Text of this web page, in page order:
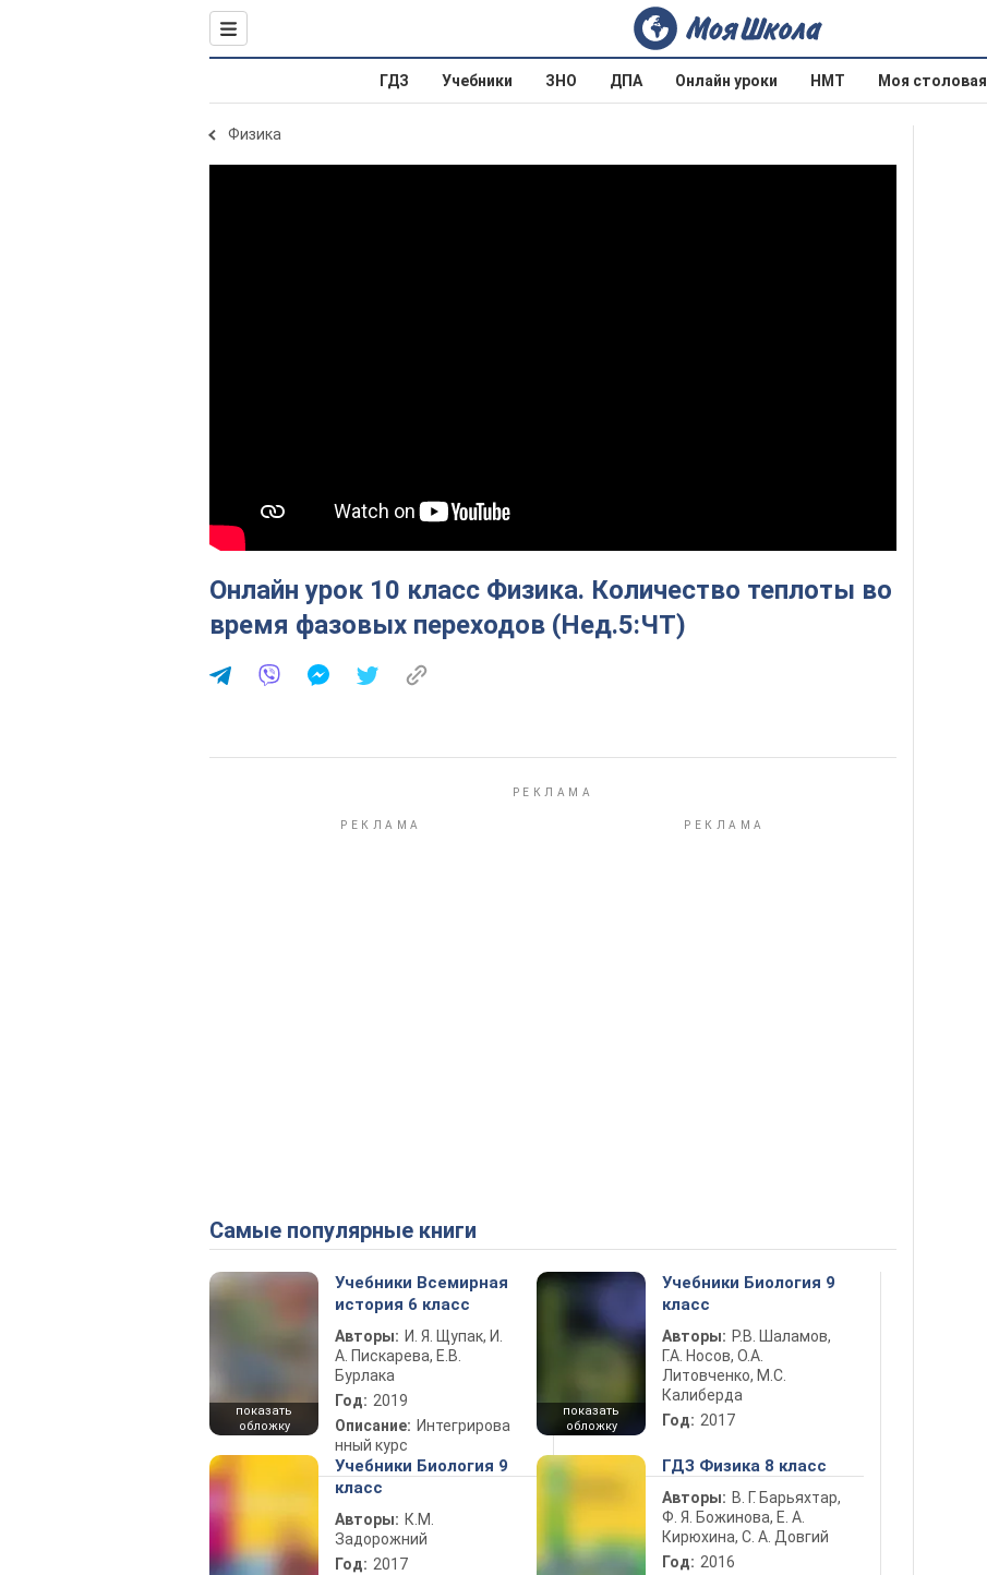
ГДЗ Учебники ЗНО ДПА Онлайн уроки НМТ Моя столовая
Физика
Онлайн урок 10 класс Физика. Количество теплоты во
время фазовых переходов (Нед.5:ЧТ)
Самые популярные книги
показать
обложку
Учебники Всемирная
история 6 класс
Авторы: И. Я. Щупак, И.
А. Пискарева, Е.В.
Бурлака
Год: 2019
Описание: Интегрирова
нный курс
показать
обложку
Учебники Биология 9
класс
Авторы: Р.В. Шаламов,
Г.А. Носов, О.А.
Литовченко, М.С.
Калиберда
Год: 2017
Учебники Биология 9
класс
Авторы: К.М.
Задорожний
Год: 2017
ГДЗ Физика 8 класс
Авторы: В. Г. Барьяхтар,
Ф. Я. Божинова, Е. А.
Кирюхина, С. А. Довгий
Год: 2016